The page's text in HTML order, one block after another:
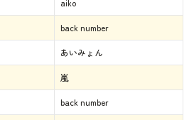
aiko
back number
あいみょん
嵐
back number